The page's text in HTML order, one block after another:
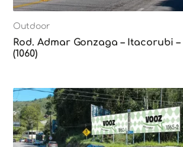
Outdoor
Rod. Admar Gonzaga – Itacorubi
(1060)